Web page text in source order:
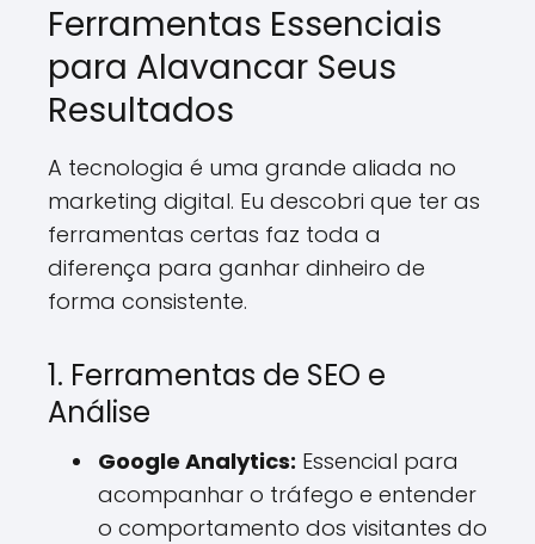
Ferramentas Essenciais
para Alavancar Seus
Resultados
A tecnologia é uma grande aliada no
marketing digital. Eu descobri que ter as
ferramentas certas faz toda a
diferença para ganhar dinheiro de
forma consistente.
1. Ferramentas de SEO e
Análise
Google Analytics: Essencial para
acompanhar o tráfego e entender
o comportamento dos visitantes do